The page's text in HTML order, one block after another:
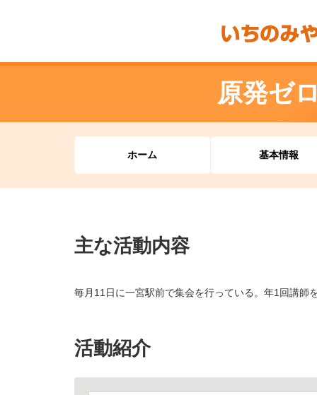
原発ゼ
ホーム 基本情報
主な活動内容
毎月11日に一宮駅前で集会を行っている。年1回講師
活動紹介